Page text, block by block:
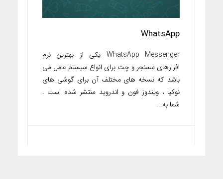
WhatsApp
WhatsApp Messenger یکی از بهترین نرم
افزارهای مسنجر و چت برای انواع سیستم عامل می
باشد که نسخه های مختلف آن برای گوشی های
نوکیا ، ویندوز فون و اندروید منتشر شده است .
شما به...